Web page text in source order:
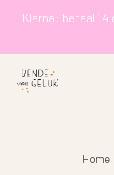
Klarna: betaal 14
Home